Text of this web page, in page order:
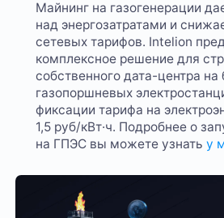
Майнинг на газогенерации
над энергозатратами и
сетевых тарифов. Intelion
комплексное решение для
собственного дата-центра на
газопоршневых
фиксации тарифа на
1,5 руб/кВт·ч. Подробнее о
на ГПЭС вы можете узнатьу